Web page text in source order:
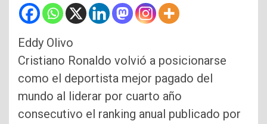
Eddy Olivo
Cristiano Ronaldo volvió a posicionarse
como el deportista mejor pagado del
mundo al liderar por cuarto año
consecutivo el ranking anual publicado por